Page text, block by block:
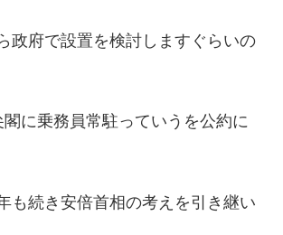
政府で設置を検討しますぐらいの
に乗務員常駐っていうを公約に
も続き安倍首相の考えを引き継い